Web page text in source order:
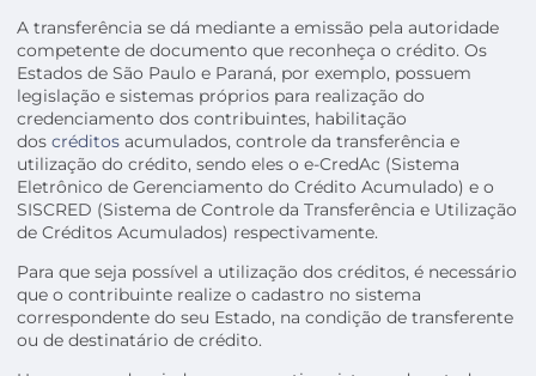
A transferência se dá mediante a emissão pela autoridade
competente de documento que reconheça o crédito. Os
Estados de São Paulo e Paraná, por exemplo, possuem
legislação e sistemas próprios para realização do
credenciamento dos contribuintes, habilitação
dos créditos acumulados, controle da transferência e
utilização do crédito, sendo eles o e-CredAc (Sistema
Eletrônico de Gerenciamento do Crédito Acumulado) e o
SISCRED (Sistema de Controle da Transferência e Utilização
de Créditos Acumulados) respectivamente.
Para que seja possível a utilização dos créditos, é necessário
que o contribuinte realize o cadastro no sistema
correspondente do seu Estado, na condição de transferente
ou de destinatário de crédito.